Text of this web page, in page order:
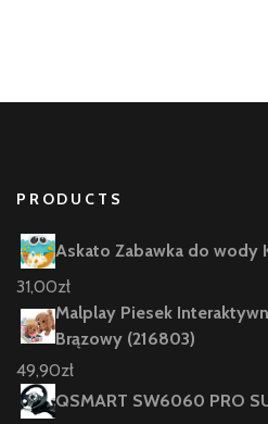
PRODUCTS
Askato Zabawka do wody
31,00zł
Malplay Piesek
Brązowy (216803)
49,90zł
QSMART SW6060 PRO